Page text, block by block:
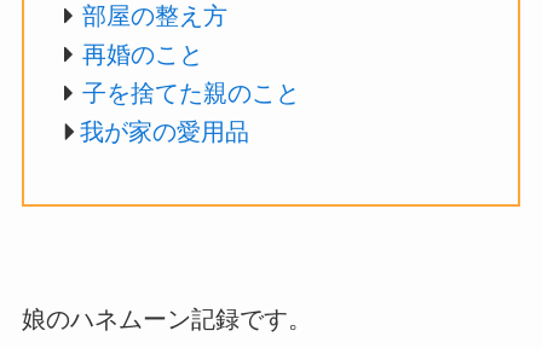
部屋の整え方
再婚のこと
子を捨てた親のこと
我が家の愛用品
娘のハネムーン記録です。